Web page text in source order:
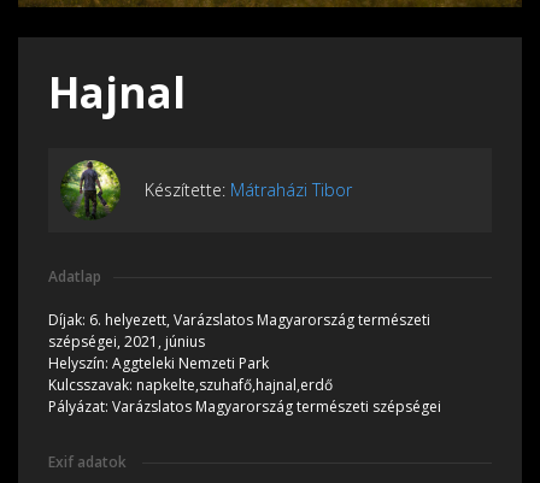
Hajnal
Készítette: Mátraházi Tibor
Adatlap
Díjak: 6. helyezett, Varázslatos Magyarország természeti
szépségei, 2021, június
Helyszín: Aggteleki Nemzeti Park
Kulcsszavak: napkelte,szuhafő,hajnal,erdő
Pályázat: Varázslatos Magyarország természeti szépségei
Exif adatok